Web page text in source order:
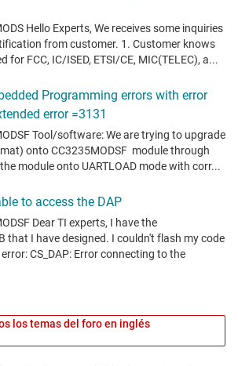
los temas del foro en inglés